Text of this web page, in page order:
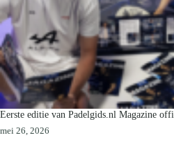
Eerste editie van Padelgids.nl Magazine
mei 26, 2026